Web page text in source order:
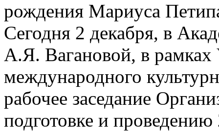
рождения Мариуса
Сегодня 2 декабря, в
А.Я. Вагановой, в рамках
международного
рабочее заседание
подготовке и